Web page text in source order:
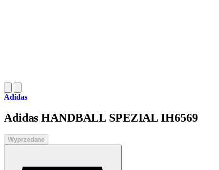
Adidas
Adidas HANDBALL SPEZIAL IH6569
Wyprzedane